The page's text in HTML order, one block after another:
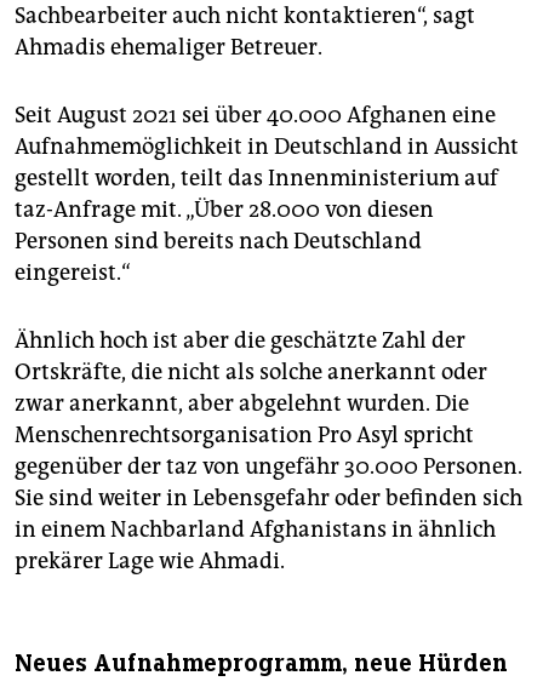
Sachbearbeiter auch nicht kontaktieren“, sagt
Ahmadis ehemaliger Betreuer.
Seit August 2021 sei über 40.000 Afghanen eine
Aufnahmemöglichkeit in Deutschland in Aussicht
gestellt worden, teilt das Innenministerium auf
taz-Anfrage mit. „Über 28.000 von diesen
Personen sind bereits nach Deutschland
eingereist.“
Ähnlich hoch ist aber die geschätzte Zahl der
Ortskräfte, die nicht als solche anerkannt oder
zwar anerkannt, aber abgelehnt wurden. Die
Menschenrechtsorganisation Pro Asyl spricht
gegenüber der taz von ungefähr 30.000 Personen.
Sie sind weiter in Lebensgefahr oder befinden sich
in einem Nachbarland Afghanistans in ähnlich
prekärer Lage wie Ahmadi.
Neues Aufnahmeprogramm, neue Hürden